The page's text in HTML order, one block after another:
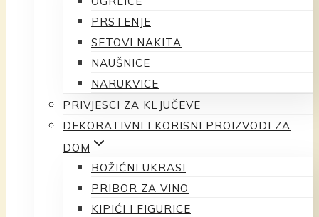
PRSTENJE
SETOVI NAKITA
NAUŠNICE
NARUKVICE
PRIVJESCI ZA KLJUČEVE
DEKORATIVNI I KORISNI PROIZVODI ZA
DOM
BOŽIĆNI UKRASI
PRIBOR ZA VINO
KIPIĆI I FIGURICE